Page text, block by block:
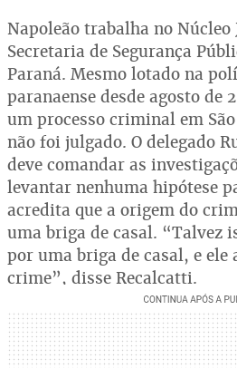
Napoleão trabalha no Núcleo
Secretaria de Segurança
Paraná. Mesmo lotado na
paranaense desde agosto de
um processo criminal em
não foi julgado. O delegado
deve comandar as
levantar nenhuma hipótese
acredita que a origem do
uma briga de casal. “Talvez
por uma briga de casal, e ele
crime”, disse Recalcatti.